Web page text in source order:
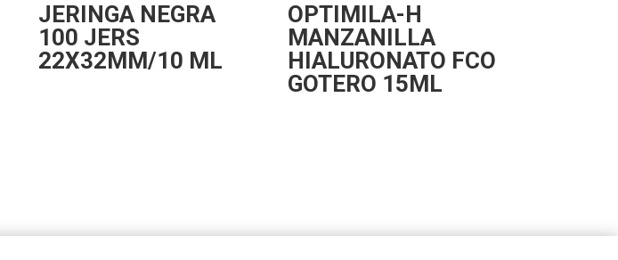
JERINGA NEGRA
100 JERS
22X32MM/10 ML
OPTIMILA-H
MANZANILLA
HIALURONATO FCO
GOTERO 15ML